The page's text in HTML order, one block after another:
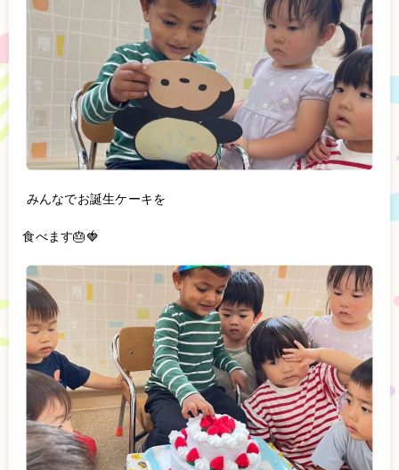
みんなでお誕生ケーキを
食べます🎂🍓